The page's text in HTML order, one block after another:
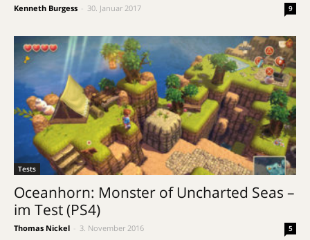
Kenneth Burgess 30. Januar 2017 9
Tests
Oceanhorn: Monster of Uncharted Seas –
im Test (PS4)
Thomas Nickel 3. November 2016 5